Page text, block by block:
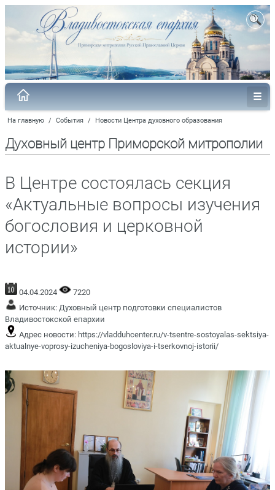
На главную / События / Новости Центра духовного образования
Духовный центр Приморской митрополии
В Центре состоялась секция
«Актуальные вопросы изучения
богословия и церковной
истории»
04.04.2024
7220
Источник: Духовный центр подготовки специалистов
Владивостокской епархии
Адрес новости: https://vladduhcenter.ru/v-tsentre-sostoyalas-sektsiya-
aktualnye-voprosy-izucheniya-bogosloviya-i-tserkovnoj-istorii/